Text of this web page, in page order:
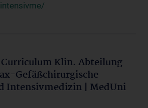
Curriculum Klin. Abteilung
Gefäßchirurgische
Intensivmedizin | MedUni